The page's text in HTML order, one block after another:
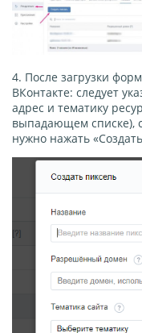
4. После загрузки
ВКонтакте: следует
адрес и тематику
выпадающем списке),
нужно нажать